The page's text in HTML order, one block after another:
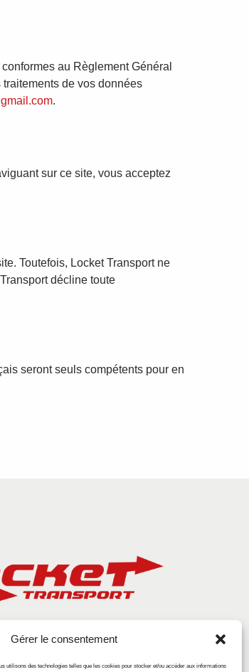
Gérer le consentement
utilisons des technologies telles que les cookies pour stocker et/ou accéder aux informations
au Règlement Général
de vos données
.
sur ce site, vous acceptez
Toutefois, Locket Transport ne
décline toute
seront seuls compétents pour en